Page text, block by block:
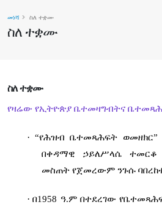
ስለ ተቋሙ
መነሻ ስለ ተቋሙ
ስለ ተቋሙ
የዛሬው የኢትዮጵያ ቤተመዛግብትና
· “የሕዝብ ቤተመጻሕፍት ወመዘክር”
በቀዳማዊ ኃይለሥላሴ ተመርቆ
መስጠት የጀመረውም ንጉሱ
· በ1958 ዓ.ም በተደረገው